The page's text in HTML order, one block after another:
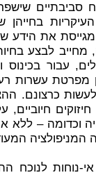
מגייסת את הידע
לבצע
עבור בכינוס
מפרטת עשרות
כרצונם.
וכדומה – ללא
המניפולציה
לנוכח